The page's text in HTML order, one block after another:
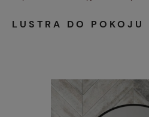
LUSTRA DO POKOJU